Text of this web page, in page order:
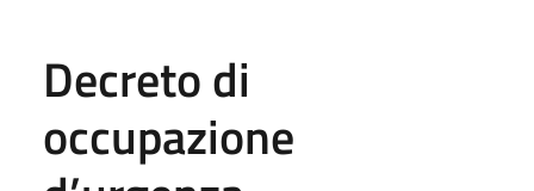
Decreto di
occupazione